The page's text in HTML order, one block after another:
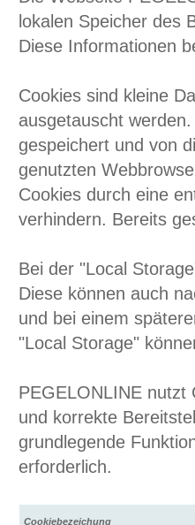
lokalen Speicher des
Diese Informationen
Cookies sind kleine
ausgetauscht
gespeichert und von
genutzten
Cookies durch eine
verhindern. Bereits
Bei der "Local
Diese können auch
und bei einem
"Local Storage"
PEGELONLINE nutzt
und korrekte
grundlegende
erforderlich.
Cookiebezeichung